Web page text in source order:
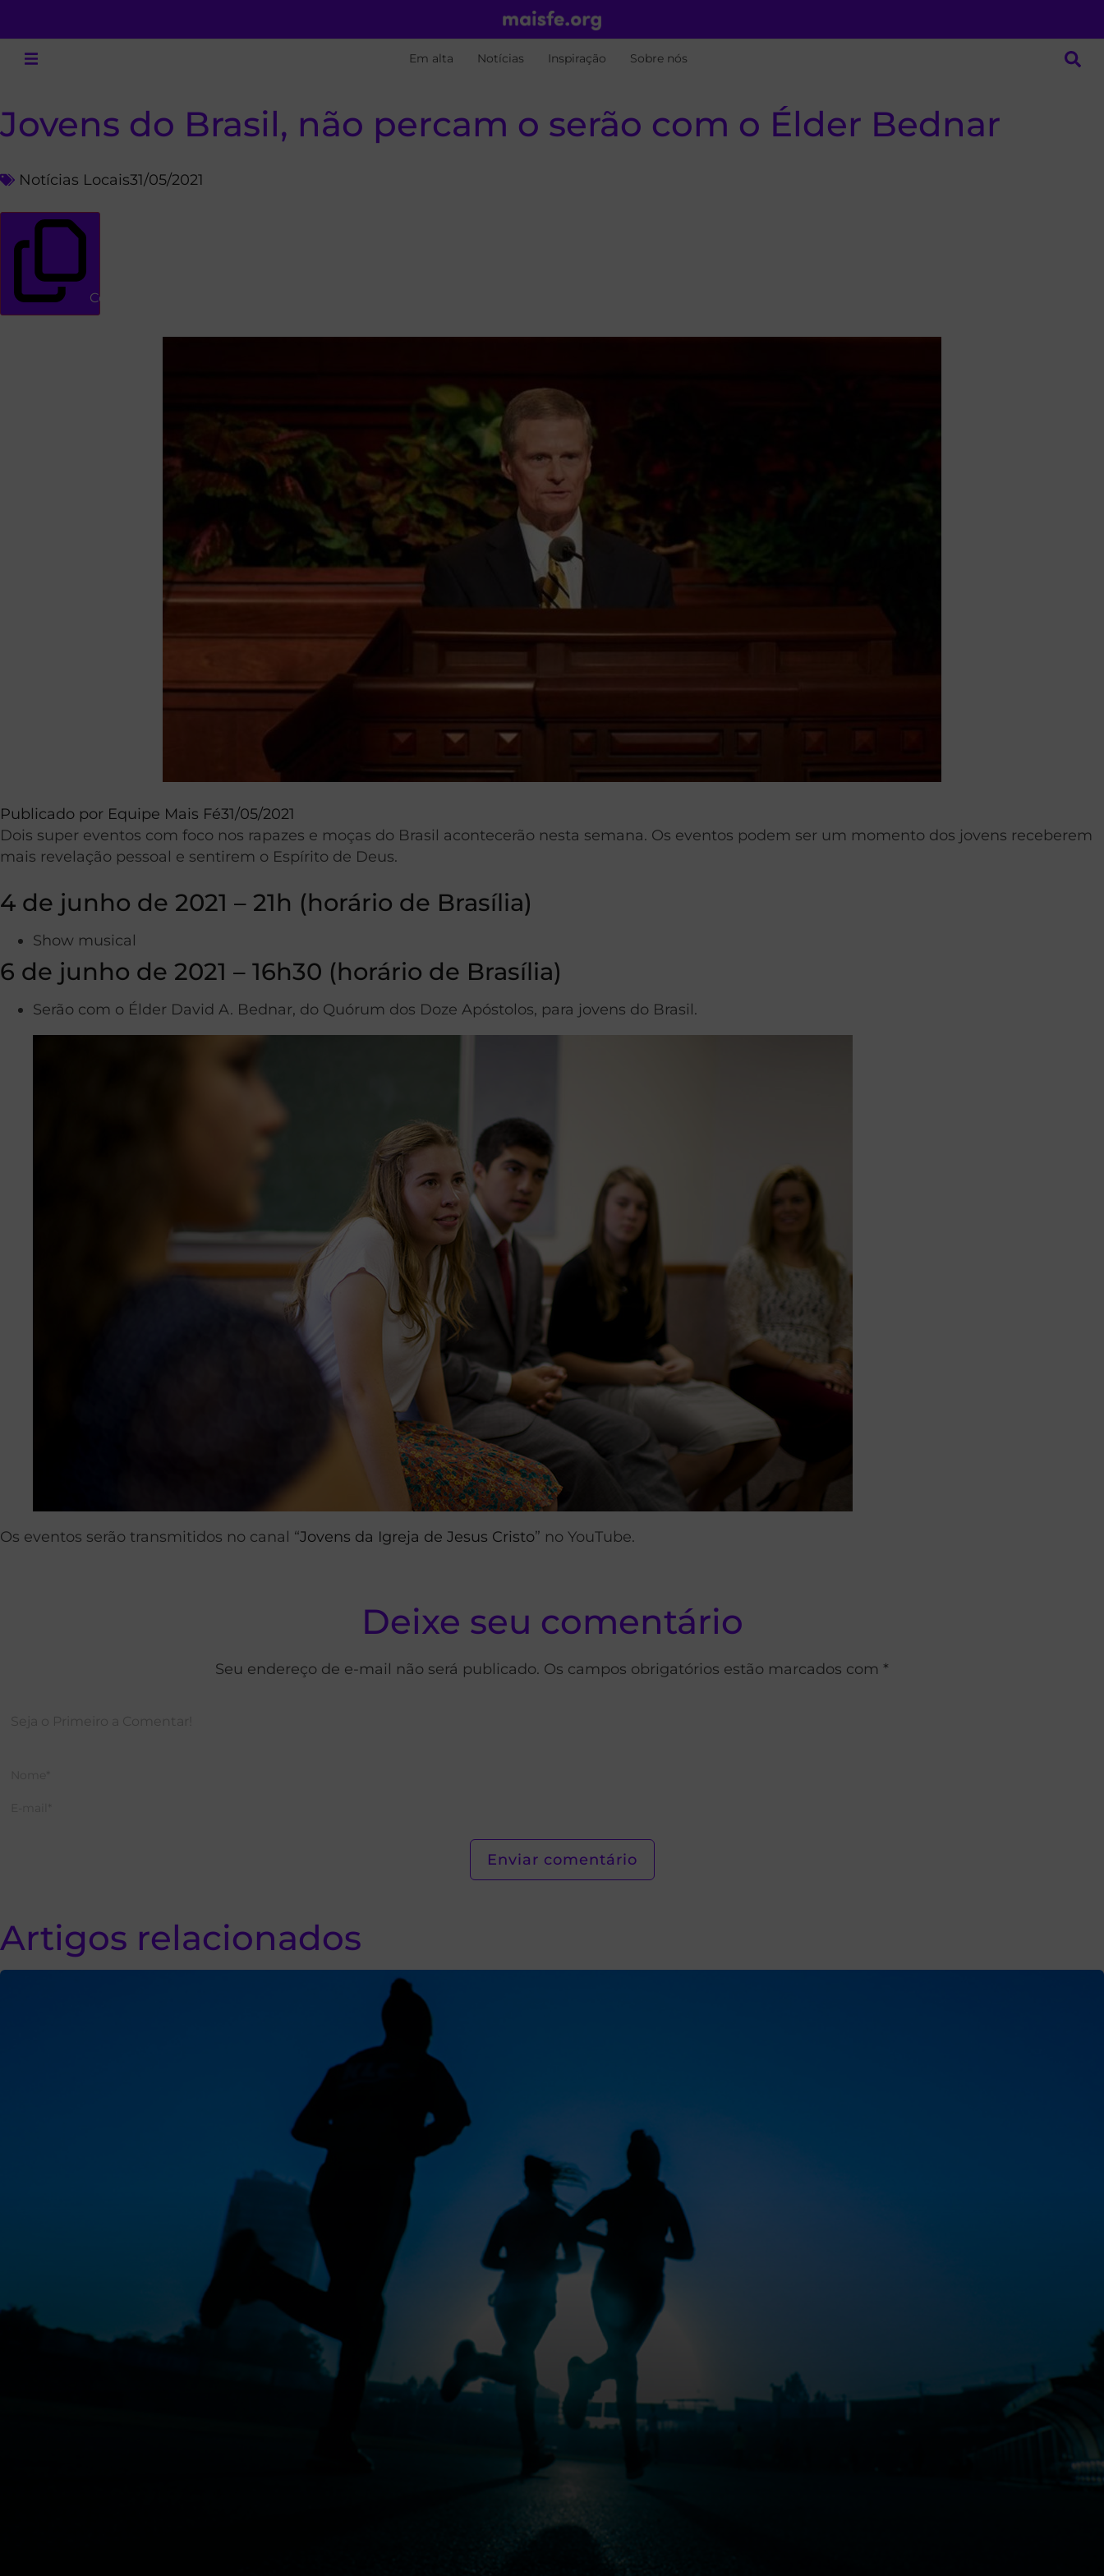
Em alta Notícias Inspiração Sobre nós
Jovens do Brasil, não percam o serão com o Élder Bednar
Notícias Locais31/05/2021
Copiar link
Publicado por Equipe Mais Fé31/05/2021
Dois super eventos com foco nos rapazes e moças do Brasil acontecerão nesta semana. Os eventos podem ser um momento dos jovens receberem
mais revelação pessoal e sentirem o Espírito de Deus.
4 de junho de 2021 – 21h (horário de Brasília)
Show musical
6 de junho de 2021 – 16h30 (horário de Brasília)
Serão com o Élder David A. Bednar, do Quórum dos Doze Apóstolos, para jovens do Brasil.
Os eventos serão transmitidos no canal “Jovens da Igreja de Jesus Cristo” no YouTube.
Deixe seu comentário
Seu endereço de e-mail não será publicado. Os campos obrigatórios estão marcados com *
Artigos relacionados